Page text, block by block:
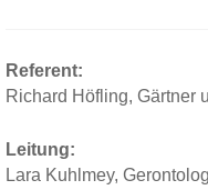
Referent:
Richard Höfling, Gärtner
Leitung:
Lara Kuhlmey,